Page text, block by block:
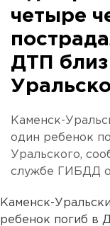
четыре
ДТП
Каменск-
один ребенок
Уральского,
службе ГИБДД
Каменск-
ребенок погиб в